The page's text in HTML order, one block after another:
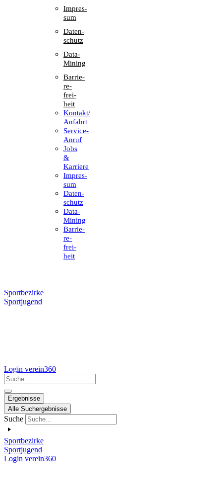
Impres­
sum
Daten­
schutz
Data-
Mining
Barrie­
re­
frei­
heit
Kontakt/​​
Anfahrt
Service-
Anruf
Jobs
&
Karriere
Impres­
sum
Daten­
schutz
Data-
Mining
Barrie­
re­
frei­
heit
Sportbezirke
Sportjugend
Login verein360
Search
...
Ergebnisse
Alle Suchergebnisse
Suche
Sportbezirke
Sportjugend
Login verein360